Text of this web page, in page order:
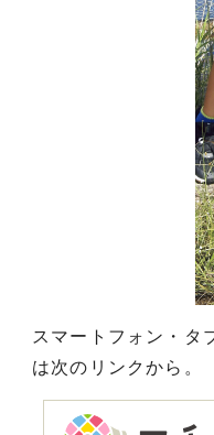
スマートフォン・タ
は次のリンクから。